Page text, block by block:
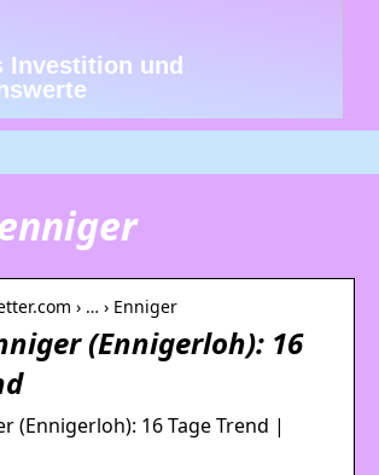
Investition und
› … › Enniger
(Ennigerloh): 16
(Ennigerloh): 16 Tage Trend |